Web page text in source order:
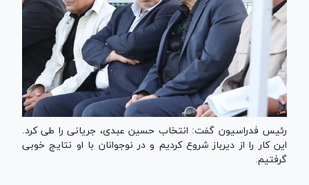
رئیس فدراسیون گفت: انتخاب حسین عبدی، جریانی را طی کرد.
این کار را از دیرباز شروع کردیم و در نوجوانان با او نتایج خوبی
گرفتیم.